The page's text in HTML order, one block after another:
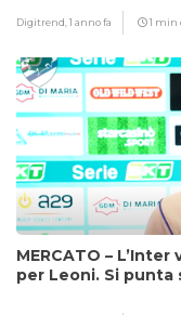
Digitrend,1 anno fa 1 min
MERCATO –
per Leoni. Si